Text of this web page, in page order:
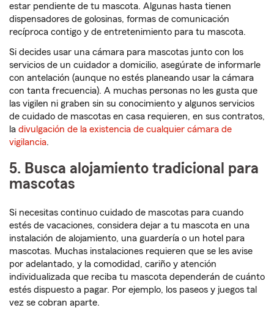
estar pendiente de tu mascota. Algunas hasta tienen
dispensadores de golosinas, formas de comunicación
recíproca contigo y de entretenimiento para tu mascota.
Si decides usar una cámara para mascotas junto con los
servicios de un cuidador a domicilio, asegúrate de informarle
con antelación (aunque no estés planeando usar la cámara
con tanta frecuencia). A muchas personas no les gusta que
las vigilen ni graben sin su conocimiento y algunos servicios
de cuidado de mascotas en casa requieren, en sus contratos,
la divulgación de la existencia de cualquier cámara de
vigilancia.
5. Busca alojamiento tradicional para
mascotas
Si necesitas continuo cuidado de mascotas para cuando
estés de vacaciones, considera dejar a tu mascota en una
instalación de alojamiento, una guardería o un hotel para
mascotas. Muchas instalaciones requieren que se les avise
por adelantado, y la comodidad, cariño y atención
individualizada que reciba tu mascota dependerán de cuánto
estés dispuesto a pagar. Por ejemplo, los paseos y juegos tal
vez se cobran aparte.